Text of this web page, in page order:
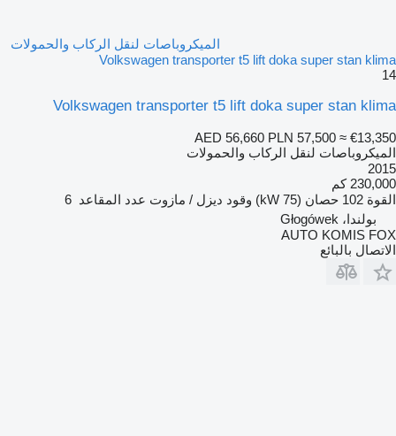
الميكروباصات لنقل الركاب والحمولات
Volkswagen transporter t5 lift doka super stan klima
14
Volkswagen transporter t5 lift doka super stan klima
AED 56,660 PLN 57,500 ≈ €13,350
الميكروباصات لنقل الركاب والحمولات
2015
230,000 كم
القوة 102 حصان (75 kW) وقود ديزل / مازوت عدد المقاعد 6
بولندا، Głogówek
AUTO KOMIS FOX
الاتصال بالبائع